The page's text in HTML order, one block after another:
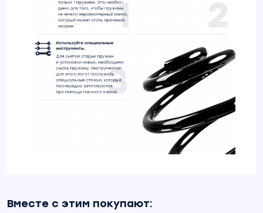
Вместе с этим покупают: